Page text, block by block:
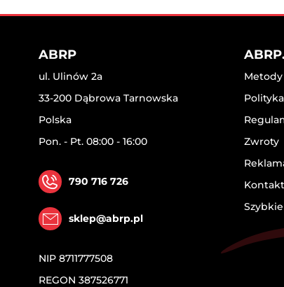
ABRP
ul. Ulinów 2a
33-200 Dąbrowa Tarnowska
Polska
Pon. - Pt. 08:00 - 16:00
790 716 726
sklep@abrp.pl
NIP 8711777508
REGON 387526771
Zwroty